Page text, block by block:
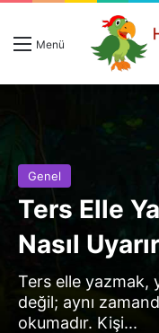
Menü
Genel
Ters Elle
Nasıl
Ters elle yazmak,
değil; aynı
okumadır. Kişi...